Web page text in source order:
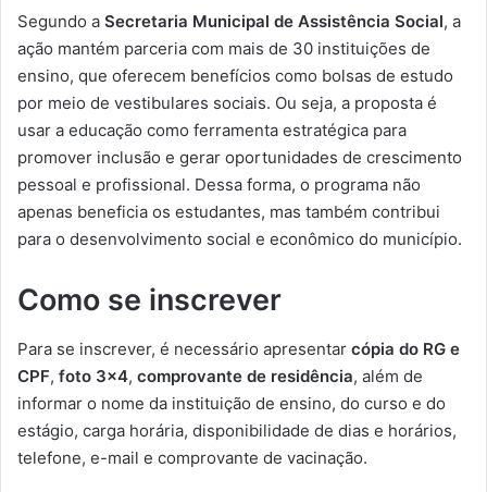
Segundo a Secretaria Municipal de Assistência Social, a
ação mantém parceria com mais de 30 instituições de
ensino, que oferecem benefícios como bolsas de estudo
por meio de vestibulares sociais. Ou seja, a proposta é
usar a educação como ferramenta estratégica para
promover inclusão e gerar oportunidades de crescimento
pessoal e profissional. Dessa forma, o programa não
apenas beneficia os estudantes, mas também contribui
para o desenvolvimento social e econômico do município.
Como se inscrever
Para se inscrever, é necessário apresentar cópia do RG e
CPF, foto 3×4, comprovante de residência, além de
informar o nome da instituição de ensino, do curso e do
estágio, carga horária, disponibilidade de dias e horários,
telefone, e-mail e comprovante de vacinação.